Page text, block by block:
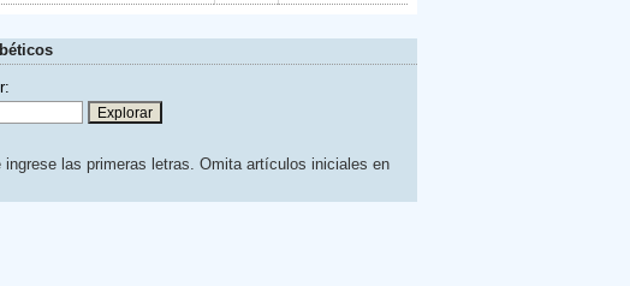
ingrese las primeras letras. Omita artículos iniciales en